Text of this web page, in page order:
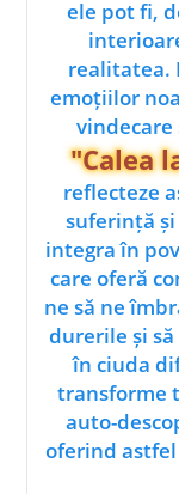
ele pot fi,
realitatea.
emoțiilor
"Calea
reflecteze
suferință și
integra în
care oferă
ne să ne
durerile și
în ciuda
transforme
auto-
oferind